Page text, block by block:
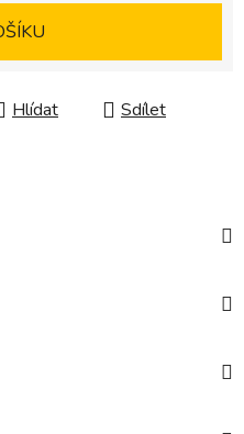
Hlídat Sdílet